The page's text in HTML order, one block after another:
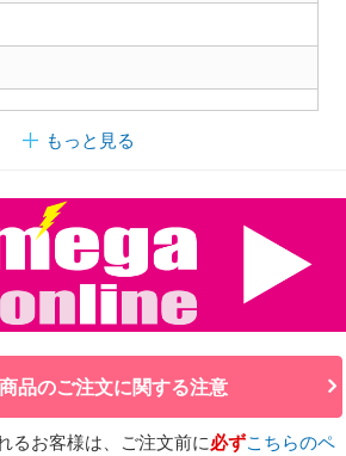
もっと見る
品のご注文に関する注意
るお客様は、ご注文前に必ずこちらのペ